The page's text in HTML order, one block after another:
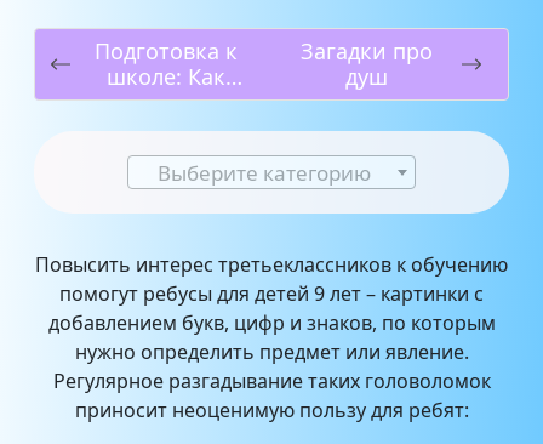
Подготовка к
школе: Как
выбрать
детскую
одежду на
осень
Загадки про
душ
Выберите категорию
Повысить интерес третьеклассников к обучению
помогут ребусы для детей 9 лет – картинки с
добавлением букв, цифр и знаков, по которым
нужно определить предмет или явление.
Регулярное разгадывание таких головоломок
приносит неоценимую пользу для ребят: